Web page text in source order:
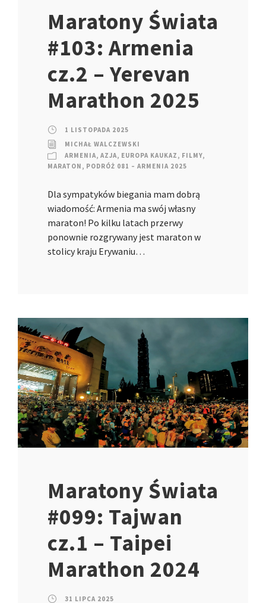
Maratony Świata
#103: Armenia
cz.2 – Yerevan
Marathon 2025
1 LISTOPADA 2025
MICHAŁ WALCZEWSKI
ARMENIA, AZJA, EUROPA KAUKAZ , FILMY,
MARATON , PODRÓŻ 081 – ARMENIA 2025
Dla sympatyków biegania mam dobrą
wiadomość: Armenia ma swój własny
maraton! Po kilku latach przerwy
ponownie rozgrywany jest maraton w
stolicy kraju Erywaniu…
Maratony Świata
#099: Tajwan
cz.1 – Taipei
Marathon 2024
31 LIPCA 2025